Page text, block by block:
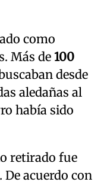
como
Más de 100
desde
aledañas al
había sido
retirado fue
acuerdo con